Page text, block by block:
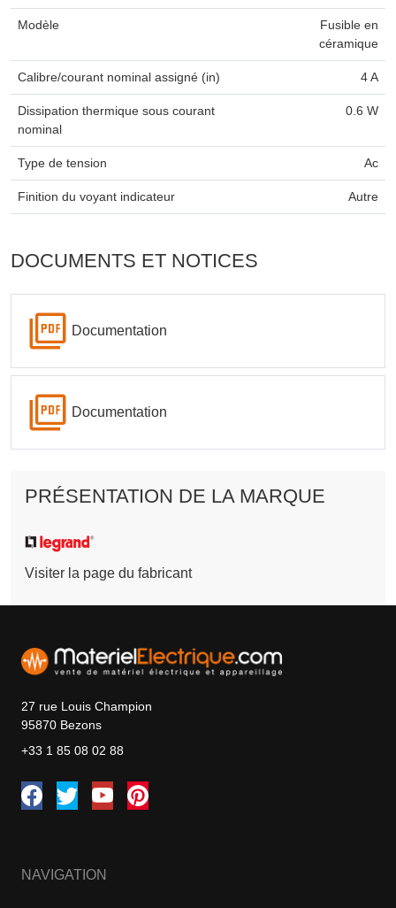
Modèle
Fusible en
céramique
Calibre/courant nominal assigné (in) 4 A
Dissipation thermique sous courant
nominal
0.6 W
Type de tension Ac
Finition du voyant indicateur Autre
DOCUMENTS ET NOTICES
Documentation
Documentation
PRÉSENTATION DE LA MARQUE
Visiter la page du fabricant
27 rue Louis Champion
95870 Bezons
+33 1 85 08 02 88
NAVIGATION